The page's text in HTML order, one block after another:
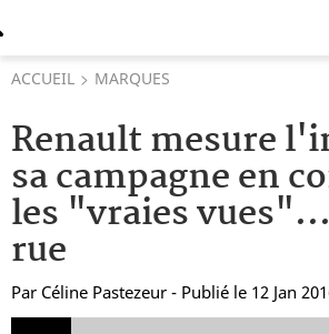
ACCUEIL MARQUES
Renault mesure
sa campagne en
les "vraies
rue
Par Céline Pastezeur - Publié le 12 Jan